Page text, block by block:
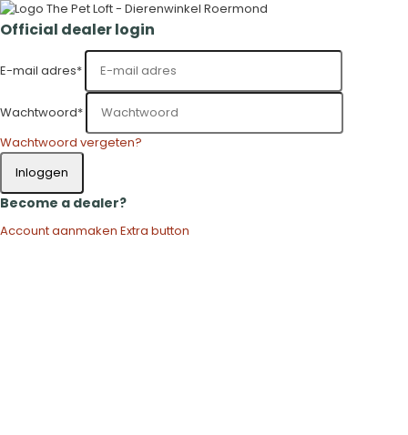
Official dealer login
E-mail adres*
Wachtwoord*
Wachtwoord vergeten?
Inloggen
Become a dealer?
Account aanmaken Extra button